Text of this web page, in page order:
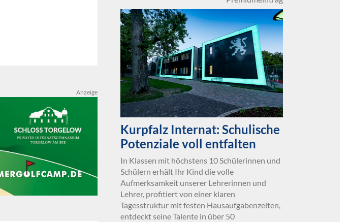
Anzeige
Kurpfalz Internat: Schulische
Potenziale voll entfalten
In Klassen mit höchstens 10 Schülerinnen und
Schülern erhält Ihr Kind die volle
Aufmerksamkeit unserer Lehrerinnen und
Lehrer, profitiert von einer klaren
Tagesstruktur mit festen Hausaufgabenzeiten,
entdeckt seine Talente in über 50